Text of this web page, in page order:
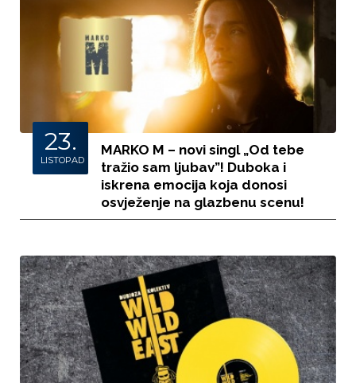
23.
LISTOPAD
MARKO M – novi singl „Od tebe
tražio sam ljubav”! Duboka i
iskrena emocija koja donosi
osvježenje na glazbenu scenu!